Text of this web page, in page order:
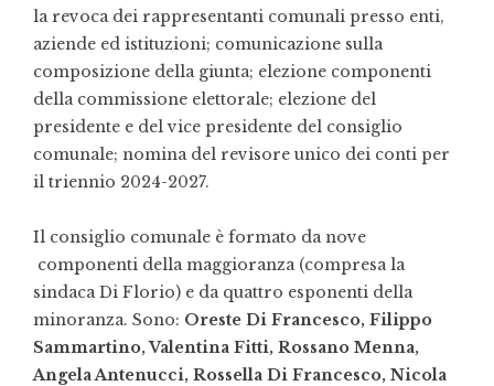
la revoca dei rappresentanti comunali presso enti,
aziende ed istituzioni; comunicazione sulla
composizione della giunta; elezione componenti
della commissione elettorale; elezione del
presidente e del vice presidente del consiglio
comunale; nomina del revisore unico dei conti per
il triennio 2024-2027.
Il consiglio comunale è formato da nove
componenti della maggioranza (compresa la
sindaca Di Florio) e da quattro esponenti della
minoranza. Sono: Oreste Di Francesco, Filippo
Sammartino, Valentina Fitti, Rossano Menna,
Angela Antenucci, Rossella Di Francesco, Nicola